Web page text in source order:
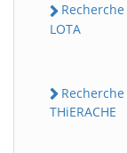
LOTA
THiERACHE